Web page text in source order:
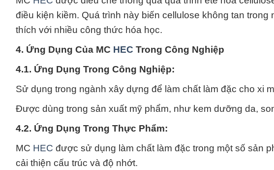
điều kiện kiềm. Quá trình này biến cellulose không tan trong
thích với nhiều công thức hóa học.
4. Ứng Dụng Của MC HEC Trong Công Nghiệp
4.1. Ứng Dụng Trong Công Nghiệp:
Sử dụng trong ngành xây dựng để làm chất làm đặc cho xi
Được dùng trong sản xuất mỹ phẩm, như kem dưỡng da,
4.2. Ứng Dụng Trong Thực Phẩm:
MC HEC được sử dụng làm chất làm đặc trong một số sản
cải thiện cấu trúc và độ nhớt.